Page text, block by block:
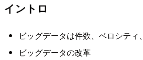
イントロ
ビッグデータは件数、ベロシティ
ビッグデータの改革